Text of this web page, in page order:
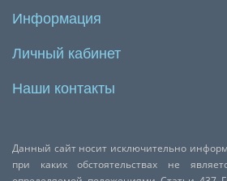
Информация
Личный кабинет
Наши контакты
Данный сайт носит исключительно
при каких обстоятельствах не